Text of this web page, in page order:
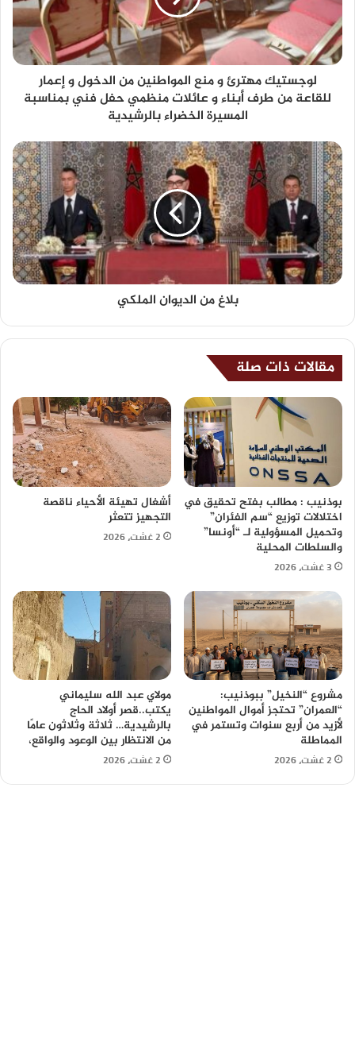
لوجستيك مهترئ و منع المواطنين من الدخول و إعمار
للقاعة من طرف أبناء و عائلات منظمي حفل فني بمناسبة
المسيرة الخضراء بالرشيدية
بلاغ من الديوان الملكي
مقالات ذات صلة
بوذنيب : مطالب بفتح تحقيق في
اختلالات توزيع “سم الفئران”
وتحميل المسؤولية لـ “أونسا”
والسلطات المحلية
3 غشت، 2026
أشغال تهيئة الأحياء ناقصة
التجهيز تتعثر
2 غشت، 2026
مشروع “النخيل” ببوذنيب:
“العمران” تحتجز أموال المواطنين
لأزيد من أربع سنوات وتستمر في
المماطلة
2 غشت، 2026
مولاي عبد الله سليماني
يكتب..قصر أولاد الحاج
بالرشيدية… ثلاثة وثلاثون عامًا
من الانتظار بين الوعود والواقع،
2 غشت، 2026